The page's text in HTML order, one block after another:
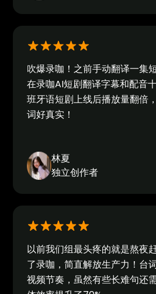
吹爆录咖！之前手动翻译一集
在录咖AI短剧翻译字幕和配音
班牙语短剧上线后播放量翻倍
词好真实！
林夏
独立创作者
以前我们组最头疼的就是熬夜
了录咖，简直解放生产力！台
视频节奏，虽然有些长难句还